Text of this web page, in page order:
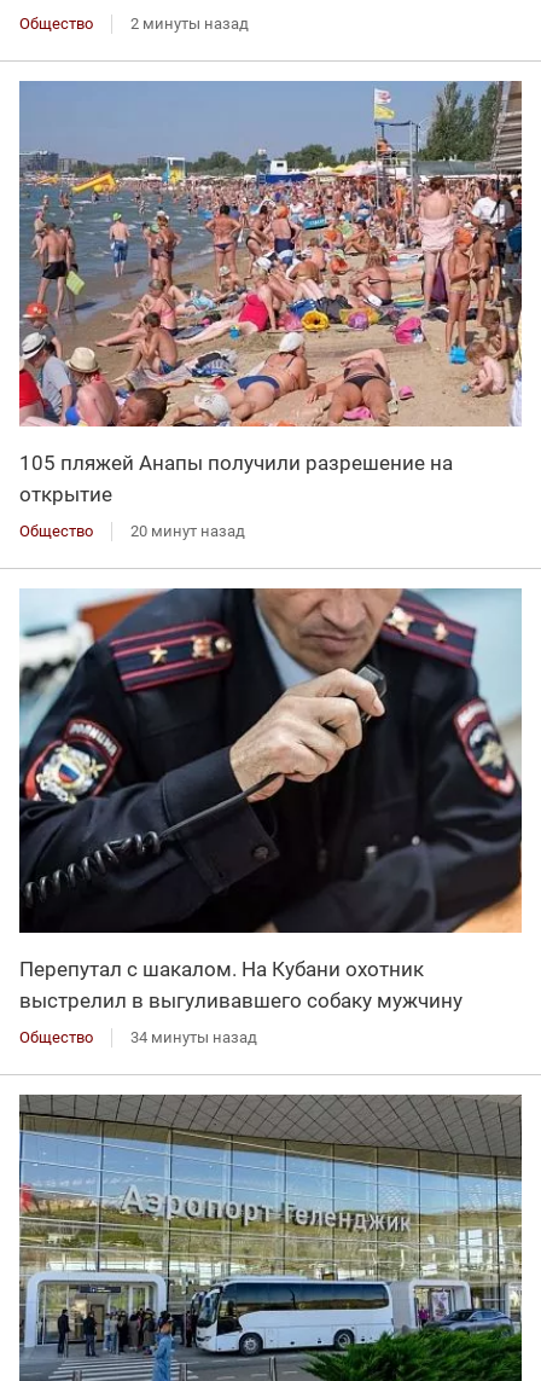
Общество 2 минуты назад
105 пляжей Анапы получили разрешение на
открытие
Общество 20 минут назад
Перепутал с шакалом. На Кубани охотник
выстрелил в выгуливавшего собаку мужчину
Общество 34 минуты назад